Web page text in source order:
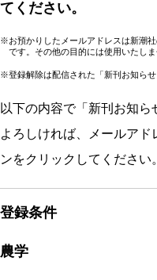
てください。
※お預かりしたメールアドレスは新潮
です。その他の目的には使用いたしま
※登録解除は配信された「新刊お知ら
以下の内容で「新刊お知ら
よろしければ、メールア
ンをクリックしてください。
登録条件
農学